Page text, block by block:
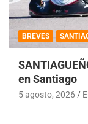
BREVES
en Santiago
5 agosto, 2026